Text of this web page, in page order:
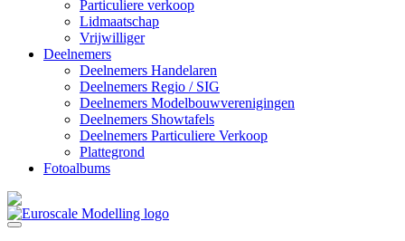
Particuliere verkoop
Lidmaatschap
Vrijwilliger
Deelnemers
Deelnemers Handelaren
Deelnemers Regio / SIG
Deelnemers Modelbouwverenigingen
Deelnemers Showtafels
Deelnemers Particuliere Verkoop
Plattegrond
Fotoalbums